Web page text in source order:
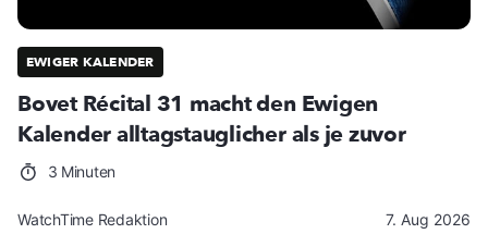
EWIGER KALENDER
Bovet Récital 31 macht den Ewigen
Kalender alltagstauglicher als je zuvor
3 Minuten
WatchTime Redaktion 7. Aug 2026